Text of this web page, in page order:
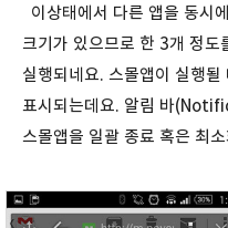
이상태에서 다른 앱을 동시
크기가 있으므로 한 3개 정도
실행되네요. 스몰앱이 실행될
표시되는데요. 알림 바
스몰앱을 일괄 종료 혹은 최